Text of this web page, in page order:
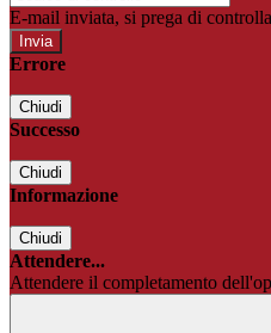
E-mail inviata, si prega di
Errore
Chiudi
Successo
Chiudi
Informazione
Chiudi
Attendere...
Attendere il completamento